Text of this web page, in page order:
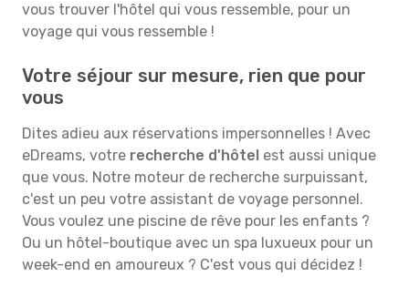
vous trouver l'hôtel qui vous ressemble, pour un
voyage qui vous ressemble !
Votre séjour sur mesure, rien que pour
vous
Dites adieu aux réservations impersonnelles ! Avec
eDreams, votre recherche d'hôtel est aussi unique
que vous. Notre moteur de recherche surpuissant,
c'est un peu votre assistant de voyage personnel.
Vous voulez une piscine de rêve pour les enfants ?
Ou un hôtel-boutique avec un spa luxueux pour un
week-end en amoureux ? C'est vous qui décidez !